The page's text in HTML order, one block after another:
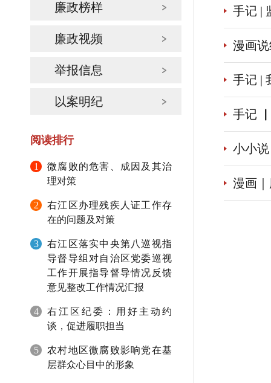
廉政榜样
廉政视频
举报信息
以案明纪
阅读排行
1
微腐败的危害、成因及其治
理对策
2
右江区办理残疾人证工作存
在的问题及对策
3
右江区落实中央第八巡视指
导督导组对自治区党委巡视
工作开展指导督导情况反馈
意见整改工作情况汇报
4
右江区纪委：用好主动约
谈，促进履职担当
5
农村地区微腐败影响党在基
层群众心目中的形象
手记 |
漫画
手记 |
手记
小小
漫画